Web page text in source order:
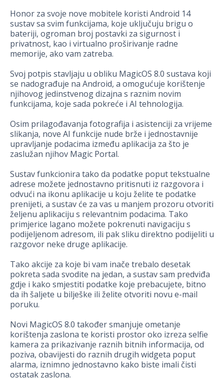
Honor za svoje nove mobitele koristi Android 14
sustav sa svim funkcijama, koje uključuju brigu o
bateriji, ogroman broj postavki za sigurnost i
privatnost, kao i virtualno proširivanje radne
memorije, ako vam zatreba.
Svoj potpis stavljaju u obliku MagicOS 8.0 sustava koji
se nadograđuje na Android, a omogućuje korištenje
njihovog jedinstvenog dizajna s raznim novim
funkcijama, koje sada pokreće i AI tehnologija.
Osim prilagođavanja fotografija i asistenciji za vrijeme
slikanja, nove AI funkcije nude brže i jednostavnije
upravljanje podacima između aplikacija za što je
zaslužan njihov Magic Portal.
Sustav funkcionira tako da podatke poput tekstualne
adrese možete jednostavno pritisnuti iz razgovora i
odvući na ikonu aplikacije u koju želite te podatke
prenijeti, a sustav će za vas u manjem prozoru otvoriti
željenu aplikaciju s relevantnim podacima. Tako
primjerice lagano možete pokrenuti navigaciju s
podijeljenom adresom, ili pak sliku direktno podijeliti u
razgovor neke druge aplikacije.
Tako akcije za koje bi vam inače trebalo desetak
pokreta sada svodite na jedan, a sustav sam predviđa
gdje i kako smjestiti podatke koje prebacujete, bitno
da ih šaljete u bilješke ili želite otvoriti novu e-mail
poruku.
Novi MagicOS 8.0 također smanjuje ometanje
korištenja zaslona te koristi prostor oko izreza selfie
kamera za prikazivanje raznih bitnih informacija, od
poziva, obavijesti do raznih drugih widgeta poput
alarma, iznimno jednostavno kako biste imali čisti
ostatak zaslona.